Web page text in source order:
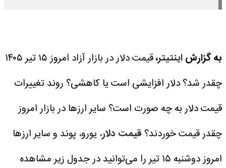
به گزارشاینتیتر،
قیمت دلار در بازار آزاد امروز ۱۵ تیر ۱۴۰۵
چقدر شد؟ دلار افزایشی است یا کاهشی؟ روند تغییرات
قیمت دلار به چه صورت است؟ سایر ارزها در بازار امروز
چقدر قیمت خوردند؟ قیمت دلار، یورو، پوند و سایر ارز‌ها
امروز دوشنبه ۱۵ تیر را می‌توانید در جدول زیر مشاهده